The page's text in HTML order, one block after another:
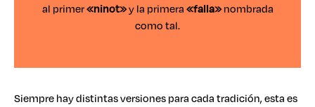
al primer«ninot»y la primera«falla»nombrada
como tal.
Siempre hay distintas versiones para cada tradición, esta es